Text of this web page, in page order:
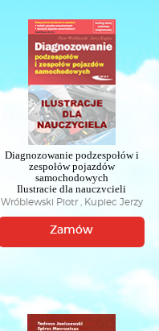
Diagnozowanie podzespołów i
zespołów pojazdów
samochodowych
Ilustracje dla nauczycieli
Wróblewski Piotr , Kupiec Jerzy
Zamów